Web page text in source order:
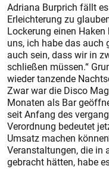
Adriana Burprich fällt
Erleichterung zu
Lockerung einen
uns, ich habe das auch
auch sein, dass wir in
schließen müssen.“
wieder tanzende
Zwar war die Disco
Monaten als Bar
seit Anfang des
Verordnung bedeutet
Umsatz machen
Veranstaltungen, die in
gebracht hätten, habe